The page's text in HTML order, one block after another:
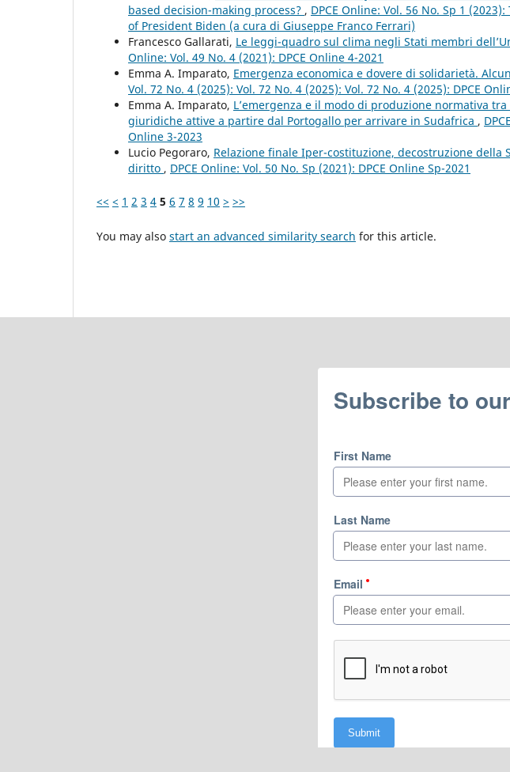
based decision-making process? , DPCE Online: Vol. 56 No. Sp 1
of President Biden (a cura di Giuseppe Franco Ferrari)
Francesco Gallarati, Le leggi-quadro sul clima negli Stati membri
Online: Vol. 49 No. 4 (2021): DPCE Online 4-2021
Emma A. Imparato, Emergenza economica e dovere di solidarietà.
Vol. 72 No. 4 (2025): Vol. 72 No. 4 (2025): Vol. 72 No. 4 (2025): DPCE
Emma A. Imparato, L’emergenza e il modo di produzione normativa
giuridiche attive a partire dal Portogallo per arrivare in Sudafrica ,
Online 3-2023
Lucio Pegoraro, Relazione finale Iper-costituzione, decostruzione
diritto , DPCE Online: Vol. 50 No. Sp (2021): DPCE Online Sp-2021
<< < 1 2 3 4 5 6 7 8 9 10 > >>
You may also start an advanced similarity search for this article.